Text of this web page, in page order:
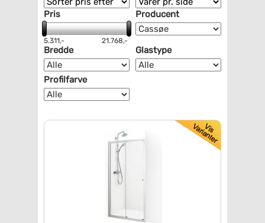
Pris
5.311,- 21.768,-
Producent
Bredde Glastype
Profilfarve